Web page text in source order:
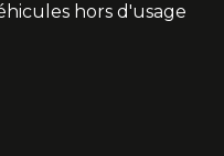
hors d'usage